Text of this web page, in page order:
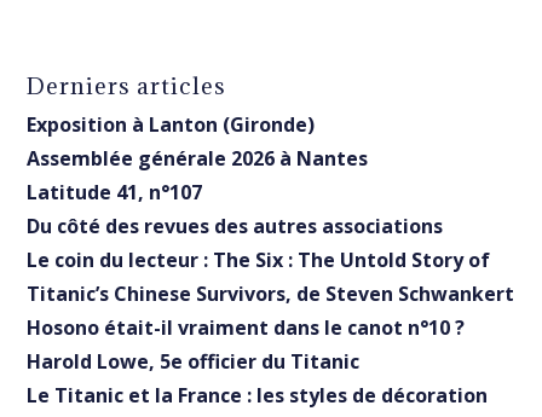
Derniers articles
Exposition à Lanton (Gironde)
Assemblée générale 2026 à Nantes
Latitude 41, n°107
Du côté des revues des autres associations
Le coin du lecteur : The Six : The Untold Story of
Titanic’s Chinese Survivors, de Steven Schwankert
Hosono était-il vraiment dans le canot n°10 ?
Harold Lowe, 5e officier du Titanic
Le Titanic et la France : les styles de décoration